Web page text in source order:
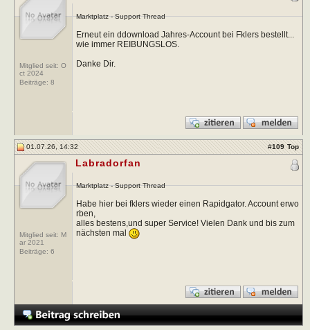
Mitglied seit: O
ct 2024
Beiträge: 8
Marktplatz - Support Thread
Erneut ein ddownload Jahres-Account bei Fklers bestellt...
wie immer REIBUNGSLOS.
Danke Dir.
01.07.26, 14:32 #109 Top
Mitglied seit: M
ar 2021
Beiträge: 6
Labradorfan
Marktplatz - Support Thread
Habe hier bei fklers wieder einen Rapidgator. Account erwo
rben,
alles bestens,und super Service! Vielen Dank und bis zum
nächsten mal